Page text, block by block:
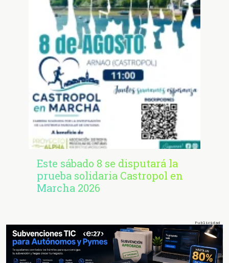
Este sábado 8 se disputará la
prueba solidaria Castropol en
Marcha 2026